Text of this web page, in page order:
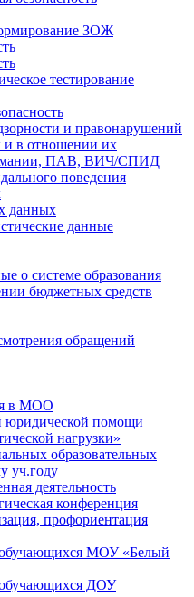
ЗОЖ
тестирование
и правонарушений
и в отношении их
ПАВ, ВИЧ/СПИД
поведения
данных
данные
о системе образования
бюджетных средств
обращений
в МОО
юридической помощи
нагрузки»
образовательных
уч.году
деятельность
конференция
профориентация
обучающихся МОУ «Белый
ДОУ